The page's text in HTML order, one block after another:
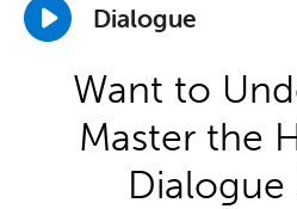
Dialogue
Want to
Master the
Dialogue